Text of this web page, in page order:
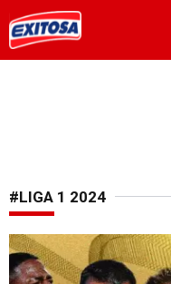
#LIGA 1 2024
Ceremonia de premiación